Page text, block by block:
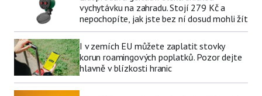
vychytávku na zahradu. Stojí 279 Kč a
nepochopíte, jak jste bez ní dosud mohli žít
I v zemích EU můžete zaplatit stovky
korun roamingových poplatků. Pozor dejte
hlavně v blízkosti hranic